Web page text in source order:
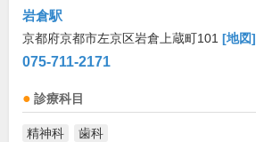
岩倉駅
京都府京都市左京区岩倉上蔵町101 [地図]
075-711-2171
診療科目
精神科 歯科